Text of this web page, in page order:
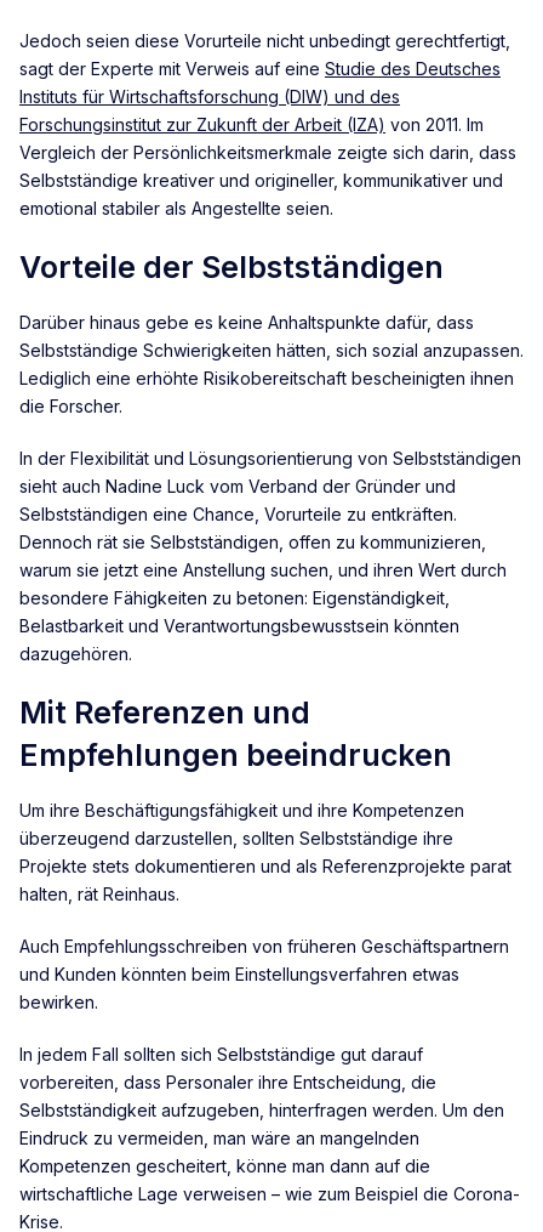
Jedoch seien diese Vorurteile nicht unbedingt gerechtfertigt,
sagt der Experte mit Verweis auf eine Studie des Deutsches
Instituts für Wirtschaftsforschung (DIW) und des
Forschungsinstitut zur Zukunft der Arbeit (IZA) von 2011. Im
Vergleich der Persönlichkeitsmerkmale zeigte sich darin, dass
Selbstständige kreativer und origineller, kommunikativer und
emotional stabiler als Angestellte seien.
Vorteile der Selbstständigen
Darüber hinaus gebe es keine Anhaltspunkte dafür, dass
Selbstständige Schwierigkeiten hätten, sich sozial anzupassen.
Lediglich eine erhöhte Risikobereitschaft bescheinigten ihnen
die Forscher.
In der Flexibilität und Lösungsorientierung von Selbstständigen
sieht auch Nadine Luck vom Verband der Gründer und
Selbstständigen eine Chance, Vorurteile zu entkräften.
Dennoch rät sie Selbstständigen, offen zu kommunizieren,
warum sie jetzt eine Anstellung suchen, und ihren Wert durch
besondere Fähigkeiten zu betonen: Eigenständigkeit,
Belastbarkeit und Verantwortungsbewusstsein könnten
dazugehören.
Mit Referenzen und
Empfehlungen beeindrucken
Um ihre Beschäftigungsfähigkeit und ihre Kompetenzen
überzeugend darzustellen, sollten Selbstständige ihre
Projekte stets dokumentieren und als Referenzprojekte parat
halten, rät Reinhaus.
Auch Empfehlungsschreiben von früheren Geschäftspartnern
und Kunden könnten beim Einstellungsverfahren etwas
bewirken.
In jedem Fall sollten sich Selbstständige gut darauf
vorbereiten, dass Personaler ihre Entscheidung, die
Selbstständigkeit aufzugeben, hinterfragen werden. Um den
Eindruck zu vermeiden, man wäre an mangelnden
Kompetenzen gescheitert, könne man dann auf die
wirtschaftliche Lage verweisen – wie zum Beispiel die Corona-
Krise.